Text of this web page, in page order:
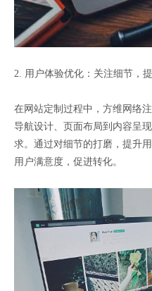
2. 用户体验优化：关注细节，
在网站定制过程中，方维网络
导航设计、页面布局到内容呈
求。通过对细节的打磨，提升
用户满意度，促进转化。